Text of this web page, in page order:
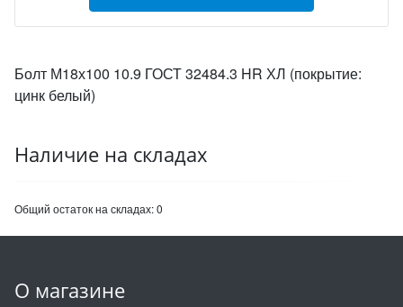
Болт М18х100 10.9 ГОСТ 32484.3 HR ХЛ (покрытие:
цинк белый)
Наличие на складах
Общий остаток на складах:0
О магазине